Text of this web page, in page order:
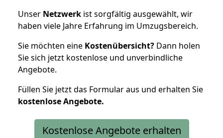
Unser Netzwerk ist sorgfältig ausgewählt, wir
haben viele Jahre Erfahrung im Umzugsbereich.
Sie möchten eine Kostenübersicht? Dann holen
Sie sich jetzt kostenlose und unverbindliche
Angebote.
Füllen Sie jetzt das Formular aus und erhalten Sie
kostenloseAngebote.
Kostenlose Angebote erhalten